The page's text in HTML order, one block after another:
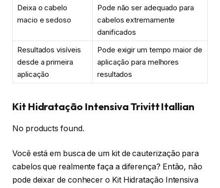
Deixa o cabelo
macio e sedoso
Pode não ser adequado para
cabelos extremamente
danificados
Resultados visíveis
desde a primeira
aplicação
Pode exigir um tempo maior de
aplicação para melhores
resultados
Kit Hidratação Intensiva Trivitt Itallian
No products found.
Você está em busca de um kit de cauterização para
cabelos que realmente faça a diferença? Então, não
pode deixar de conhecer o Kit Hidratação Intensiva